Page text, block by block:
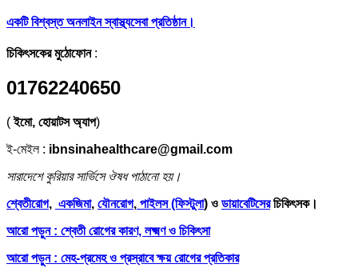
একটি বিশ্বস্ত অনলাইন স্বাস্থ্যসেবা প্রতিষ্ঠান।
চিকিৎসকের মুঠোফোন:
01762240650
(ইমো, হোয়াটস অ্যাপ)
ই-মেইল : ibnsinahealthcare@gmail.com
সারাদেশে কুরিয়ার সার্ভিসে ঔষধ পাঠানো হয়।
শ্বেতীরোগ, একজিমা, যৌনরোগ, পাইলস (ফিস্টুলা) ও ডায়াবেটিসেরচিকিৎসক।
আরো পড়ুন : শ্বেতী রোগের কারণ, লক্ষ্মণ ও চিকিৎসা
আরো পড়ুন : মেহ-প্রমেহ ও প্রস্রাবে ক্ষয় রোগের প্রতিকার